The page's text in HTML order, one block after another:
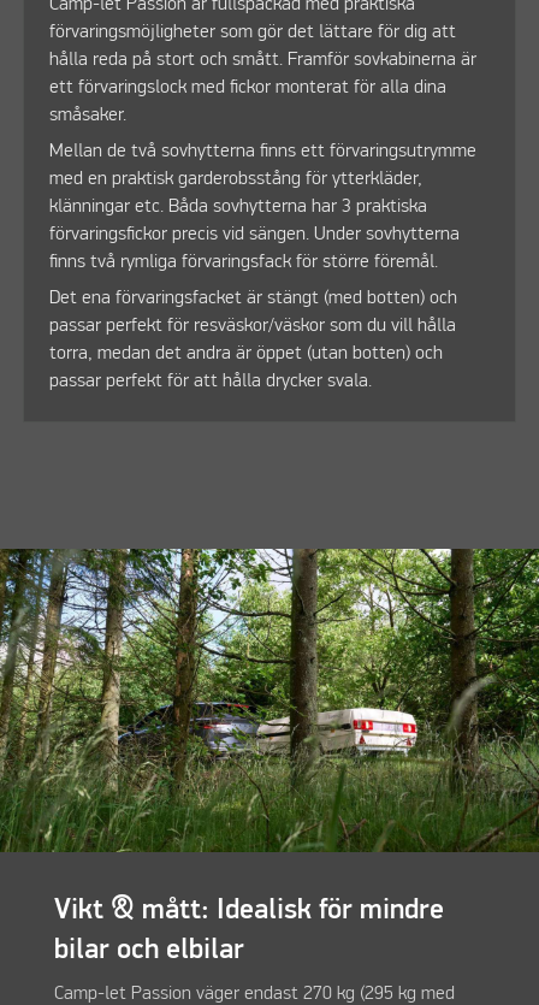
Camp-let Passion är fullspäckad med praktiska
förvaringsmöjligheter som gör det lättare för dig att
hålla reda på stort och smått. Framför sovkabinerna är
ett förvaringslock med fickor monterat för alla dina
småsaker.
Mellan de två sovhytterna finns ett förvaringsutrymme
med en praktisk garderobsstång för ytterkläder,
klänningar etc. Båda sovhytterna har 3 praktiska
förvaringsfickor precis vid sängen. Under sovhytterna
finns två rymliga förvaringsfack för större föremål.
Det ena förvaringsfacket är stängt (med botten) och
passar perfekt för resväskor/väskor som du vill hålla
torra, medan det andra är öppet (utan botten) och
passar perfekt för att hålla drycker svala.
Vikt & mått: Idealisk för mindre
bilar och elbilar
Camp-let Passion väger endast 270 kg (295 kg med